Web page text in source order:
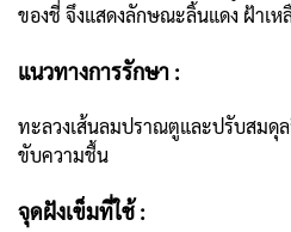
ของชี่ จึงแสดงลักษณะลิ้นแดง ฝ้าเห
แนวทางการรักษา :
ทะลวงเส้นลมปราณตูและปรับสมดุ
ขับความชื้น
จุดฝังเข็มที่ใช้ :